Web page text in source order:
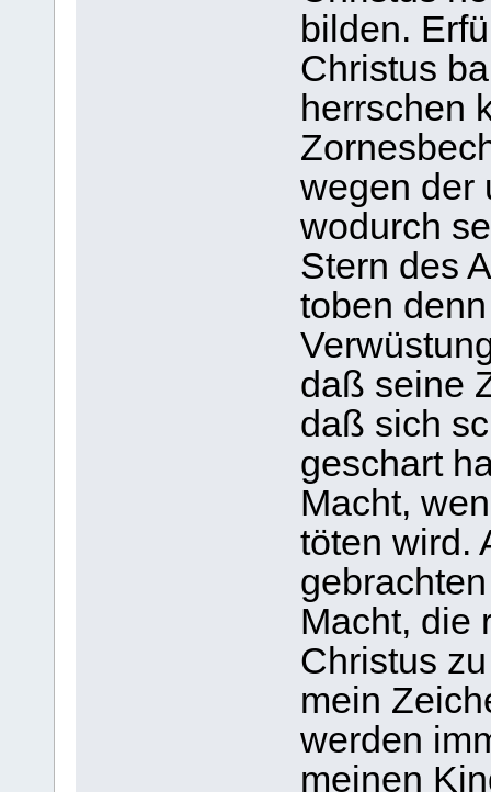
bilden.
Christus
herrschen
wegen der
wodurch
Stern des
toben
daß seine
daß sich
geschart
Macht,
töten wird.
Macht, die
Christus
mein
werden
meinen